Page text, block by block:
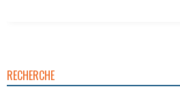
RECHERCHE